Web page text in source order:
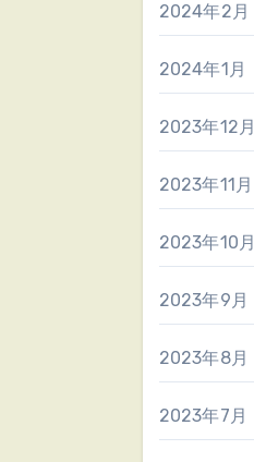
2024年2月
2024年1月
2023年12月
2023年11月
2023年10月
2023年9月
2023年8月
2023年7月